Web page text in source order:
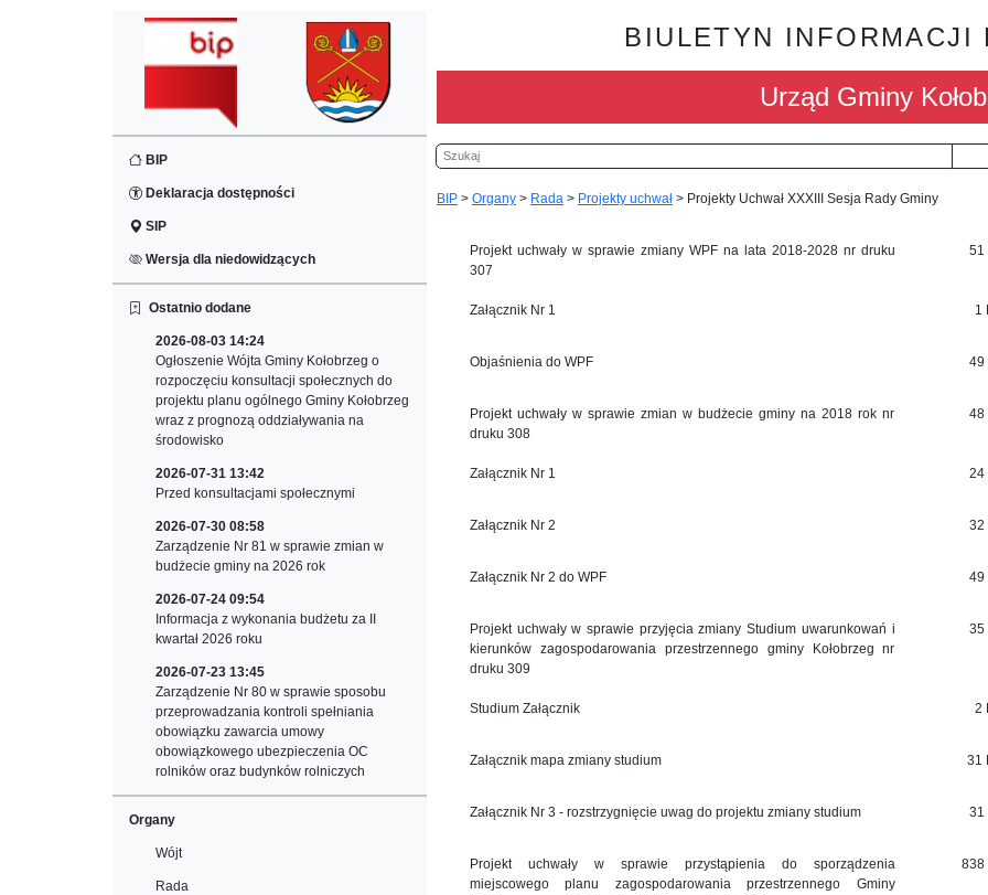
BIP
Deklaracja dostępności
SIP
Wersja dla niedowidzących
Ostatnio dodane
2026-08-03 14:24
Ogłoszenie Wójta Gminy Kołobrzeg o
rozpoczęciu konsultacji społecznych do
projektu planu ogólnego Gminy Kołobrzeg
wraz z prognozą oddziaływania na
środowisko
2026-07-31 13:42
Przed konsultacjami społecznymi
2026-07-30 08:58
Zarządzenie Nr 81 w sprawie zmian w
budżecie gminy na 2026 rok
2026-07-24 09:54
Informacja z wykonania budżetu za II
kwartał 2026 roku
2026-07-23 13:45
Zarządzenie Nr 80 w sprawie sposobu
przeprowadzania kontroli spełniania
obowiązku zawarcia umowy
obowiązkowego ubezpieczenia OC
rolników oraz budynków rolniczych
Organy
Wójt
Rada
BIULETYN INFORMACJI
Urząd Gminy
Szukaj
BIP > Organy > Rada > Projekty uchwał > Projekty Uchwał XXXIII Sesja Rady Gminy
Projekt uchwały w sprawie zmiany WPF na lata 2018-2028 nr druku
307
51
Załącznik Nr 1 1
Objaśnienia do WPF 49
Projekt uchwały w sprawie zmian w budżecie gminy na 2018 rok nr
druku 308
48
Załącznik Nr 1 24
Załącznik Nr 2 32
Załącznik Nr 2 do WPF 49
Projekt uchwały w sprawie przyjęcia zmiany Studium uwarunkowań i
kierunków zagospodarowania przestrzennego gminy Kołobrzeg nr
druku 309
35
Studium Załącznik 2
Załącznik mapa zmiany studium 31
Załącznik Nr 3 - rozstrzygnięcie uwag do projektu zmiany studium 31
Projekt uchwały w sprawie przystąpienia do sporządzenia
miejscowego planu zagospodarowania przestrzennego Gminy
838